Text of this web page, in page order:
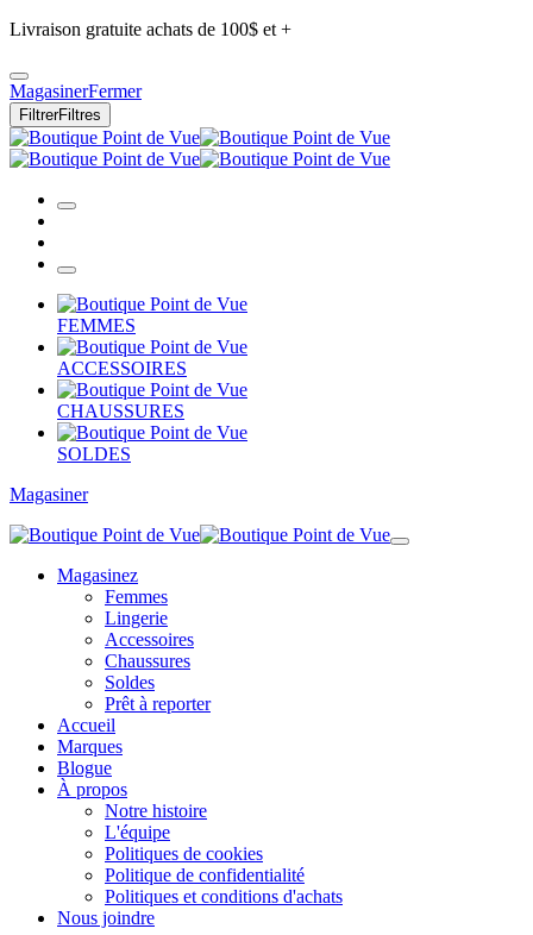
Livraison gratuite achats de 100$ et +
MagasinerFermer
FiltrerFiltres
FEMMES
ACCESSOIRES
CHAUSSURES
SOLDES
Magasiner
Magasinez
Femmes
Lingerie
Accessoires
Chaussures
Soldes
Prêt à reporter
Accueil
Marques
Blogue
À propos
Notre histoire
L'équipe
Politiques de cookies
Politique de confidentialité
Politiques et conditions d'achats
Nous joindre